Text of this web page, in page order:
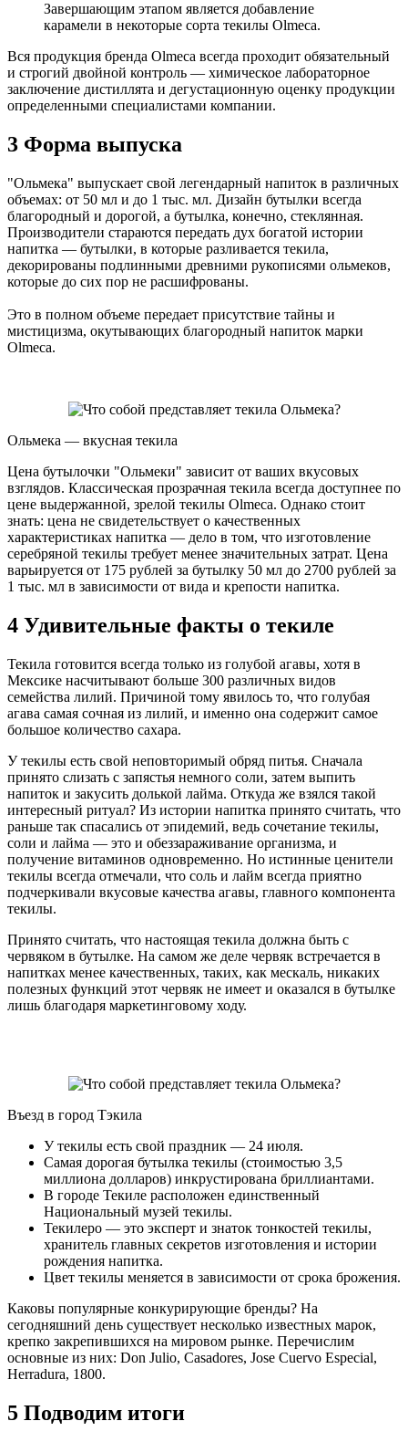
Завершающим этапом является добавление
карамели в некоторые сорта текилы Olmeca.
Вся продукция бренда Olmeca всегда проходит обязательный
и строгий двойной контроль — химическое лабораторное
заключение дистиллята и дегустационную оценку продукции
определенными специалистами компании.
3 Форма выпуска
"Ольмека" выпускает свой легендарный напиток в различных
объемах: от 50 мл и до 1 тыс. мл. Дизайн бутылки всегда
благородный и дорогой, а бутылка, конечно, стеклянная.
Производители стараются передать дух богатой истории
напитка — бутылки, в которые разливается текила,
декорированы подлинными древними рукописями ольмеков,
которые до сих пор не расшифрованы.
Это в полном объеме передает присутствие тайны и
мистицизма, окутывающих благородный напиток марки
Olmeca.
Ольмека — вкусная текила
Цена бутылочки "Ольмеки" зависит от ваших вкусовых
взглядов. Классическая прозрачная текила всегда доступнее по
цене выдержанной, зрелой текилы Olmeca. Однако стоит
знать: цена не свидетельствует о качественных
характеристиках напитка — дело в том, что изготовление
серебряной текилы требует менее значительных затрат. Цена
варьируется от 175 рублей за бутылку 50 мл до 2700 рублей за
1 тыс. мл в зависимости от вида и крепости напитка.
4 Удивительные факты о текиле
Текила готовится всегда только из голубой агавы, хотя в
Мексике насчитывают больше 300 различных видов
семейства лилий. Причиной тому явилось то, что голубая
агава самая сочная из лилий, и именно она содержит самое
большое количество сахара.
У текилы есть свой неповторимый обряд питья. Сначала
принято слизать с запястья немного соли, затем выпить
напиток и закусить долькой лайма. Откуда же взялся такой
интересный ритуал? Из истории напитка принято считать, что
раньше так спасались от эпидемий, ведь сочетание текилы,
соли и лайма — это и обеззараживание организма, и
получение витаминов одновременно. Но истинные ценители
текилы всегда отмечали, что соль и лайм всегда приятно
подчеркивали вкусовые качества агавы, главного компонента
текилы.
Принято считать, что настоящая текила должна быть с
червяком в бутылке. На самом же деле червяк встречается в
напитках менее качественных, таких, как мескаль, никаких
полезных функций этот червяк не имеет и оказался в бутылке
лишь благодаря маркетинговому ходу.
Въезд в город Тэкила
У текилы есть свой праздник — 24 июля.
Самая дорогая бутылка текилы (стоимостью 3,5
миллиона долларов) инкрустирована бриллиантами.
В городе Текиле расположен единственный
Национальный музей текилы.
Текилеро — это эксперт и знаток тонкостей текилы,
хранитель главных секретов изготовления и истории
рождения напитка.
Цвет текилы меняется в зависимости от срока брожения.
Каковы популярные конкурирующие бренды? На
сегодняшний день существует несколько известных марок,
крепко закрепившихся на мировом рынке. Перечислим
основные из них: Don Julio, Casadores, Jose Cuervo Especial,
Herradura, 1800.
5 Подводим итоги